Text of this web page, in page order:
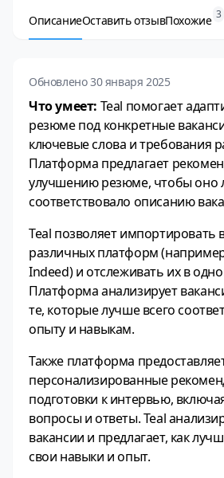
ОписаниеОставить отзывПохожие 3
Обновлено 30 января 2025
Что умеет: Teal помогает
резюме под конкретные
ключевые слова и требования
Платформа предлагает
улучшению резюме, чтобы оно
соответствовало описанию
Teal позволяет импортировать
различных платформ
Indeed) и отслеживать их в
Платформа анализирует
те, которые лучше всего
опыту и навыкам.
Также платформа
персонализированные
подготовки к интервью,
вопросы и ответы. Teal
вакансии и предлагает, как
свои навыки и опыт.